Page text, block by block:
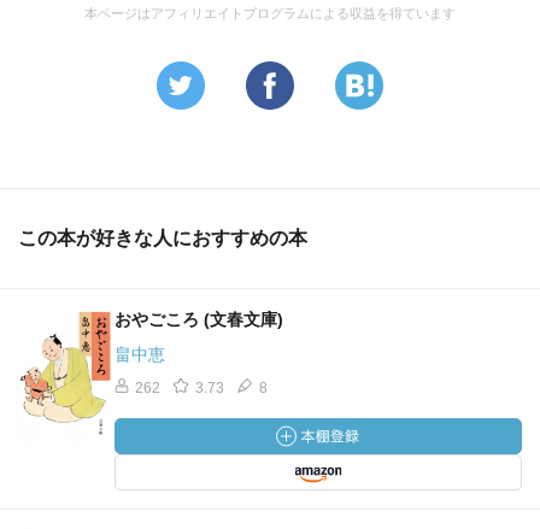
本ページはアフィリエイトプログラムによる収益を得ています
この本が好きな人におすすめの本
おやごころ (文春文庫)
畠中恵
262 3.73 8